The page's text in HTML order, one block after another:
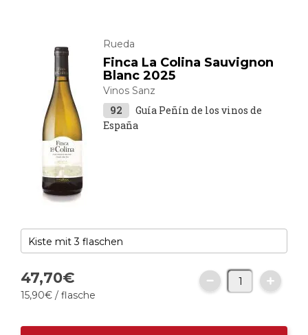
Rueda
Finca La Colina Sauvignon
Blanc 2025
Vinos Sanz
92
Guía Peñín de los vinos de
España
47,70€
15,90€ / flasche